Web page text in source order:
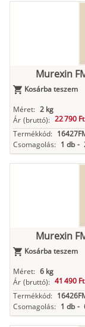
Murexin
Kosárba teszem
Méret: 2 kg
Ár (bruttó): 22 790
Termékkód:
Csomagolás: 1 db -
Murexin
Kosárba teszem
Méret: 6 kg
Ár (bruttó): 41 490
Termékkód:
Csomagolás: 1 db -